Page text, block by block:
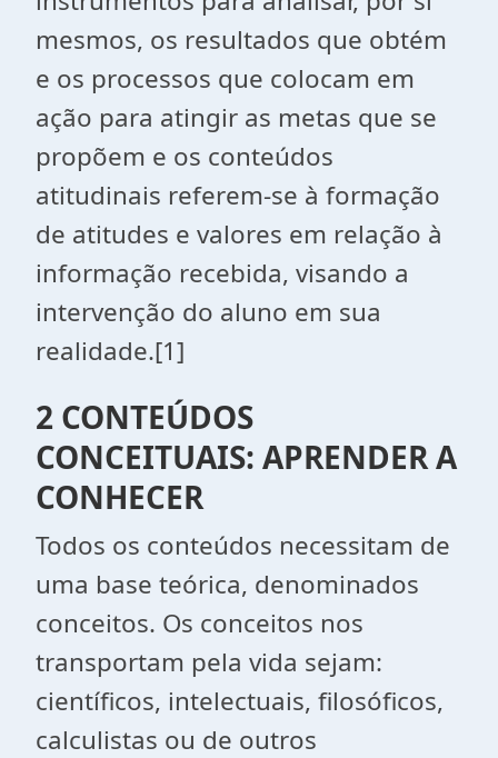
mesmos, os resultados que obtém
e os processos que colocam em
ação para atingir as metas que se
propõem e os conteúdos
atitudinais referem-se à formação
de atitudes e valores em relação à
informação recebida, visando a
intervenção do aluno em sua
realidade.[1]
2 CONTEÚDOS
CONCEITUAIS: APRENDER A
CONHECER
Todos os conteúdos necessitam de
uma base teórica, denominados
conceitos. Os conceitos nos
transportam pela vida sejam:
científicos, intelectuais, filosóficos,
calculistas ou de outros